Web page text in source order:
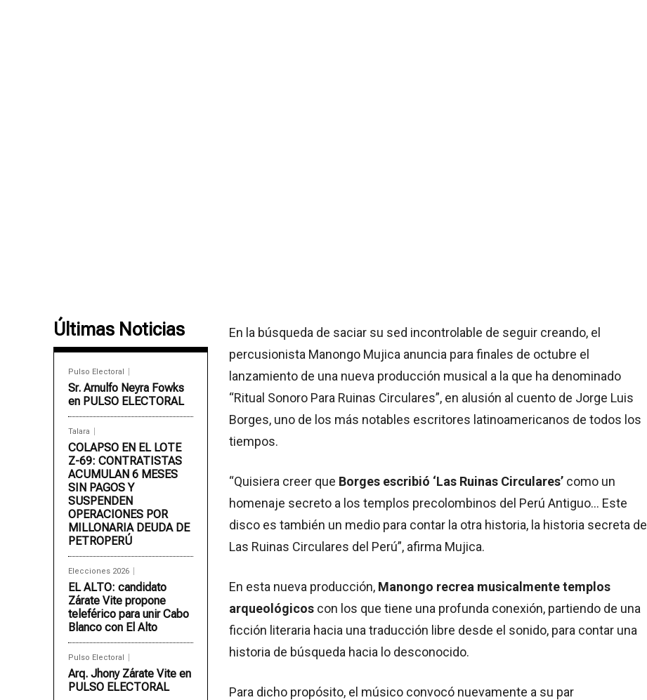
Últimas Noticias
Pulso Electoral
Sr. Arnulfo Neyra Fowks
en PULSO ELECTORAL
Talara
COLAPSO EN EL LOTE
Z-69: CONTRATISTAS
ACUMULAN 6 MESES
SIN PAGOS Y
SUSPENDEN
OPERACIONES POR
MILLONARIA DEUDA DE
PETROPERÚ
Elecciones 2026
EL ALTO: candidato
Zárate Vite propone
teleférico para unir Cabo
Blanco con El Alto
Pulso Electoral
Arq. Jhony Zárate Vite en
PULSO ELECTORAL
En la búsqueda de saciar su sed incontrolable de seguir creando, el
percusionista Manongo Mujica anuncia para finales de octubre el
lanzamiento de una nueva producción musical a la que ha denominado
“Ritual Sonoro Para Ruinas Circulares”, en alusión al cuento de Jorge Luis
Borges, uno de los más notables escritores latinoamericanos de todos los
tiempos.
“Quisiera creer que Borges escribió ‘Las Ruinas Circulares’ como un
homenaje secreto a los templos precolombinos del Perú Antiguo… Este
disco es también un medio para contar la otra historia, la historia secreta de
Las Ruinas Circulares del Perú”, afirma Mujica.
En esta nueva producción, Manongo recrea musicalmente templos
arqueológicos con los que tiene una profunda conexión, partiendo de una
ficción literaria hacia una traducción libre desde el sonido, para contar una
historia de búsqueda hacia lo desconocido.
Para dicho propósito, el músico convocó nuevamente a su par